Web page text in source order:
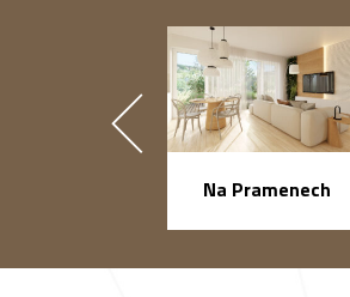
Na Pramenech